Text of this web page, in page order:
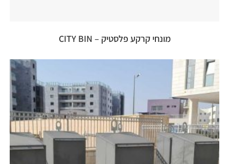
מונחי קרקע פלסטיק – CITY BIN